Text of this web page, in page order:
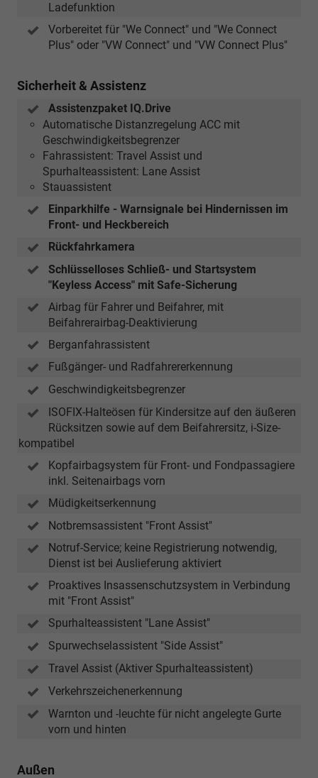
Ladefunktion
Vorbereitet für "We Connect" und "We Connect
Plus" oder "VW Connect" und "VW Connect Plus"
Sicherheit & Assistenz
Assistenzpaket IQ.Drive
Automatische Distanzregelung ACC mit
Geschwindigkeitsbegrenzer
Fahrassistent: Travel Assist und
Spurhalteassistent: Lane Assist
Stauassistent
Einparkhilfe - Warnsignale bei Hindernissen im
Front- und Heckbereich
Rückfahrkamera
Schlüsselloses Schließ- und Startsystem
"Keyless Access" mit Safe-Sicherung
Airbag für Fahrer und Beifahrer, mit
Beifahrerairbag-Deaktivierung
Berganfahrassistent
Fußgänger- und Radfahrererkennung
Geschwindigkeitsbegrenzer
ISOFIX-Halteösen für Kindersitze auf den äußeren
Rücksitzen sowie auf dem Beifahrersitz, i-Size-
kompatibel
Kopfairbagsystem für Front- und Fondpassagiere
inkl. Seitenairbags vorn
Müdigkeitserkennung
Notbremsassistent "Front Assist"
Notruf-Service; keine Registrierung notwendig,
Dienst ist bei Auslieferung aktiviert
Proaktives Insassenschutzsystem in Verbindung
mit "Front Assist"
Spurhalteassistent "Lane Assist"
Spurwechselassistent "Side Assist"
Travel Assist (Aktiver Spurhalteassistent)
Verkehrszeichenerkennung
Warnton und -leuchte für nicht angelegte Gurte
vorn und hinten
Außen